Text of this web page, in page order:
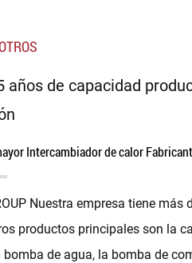
años de capacidad
Intercambiador de calor
Nuestra empresa tiene
productos principales son la
de agua, la bomba de